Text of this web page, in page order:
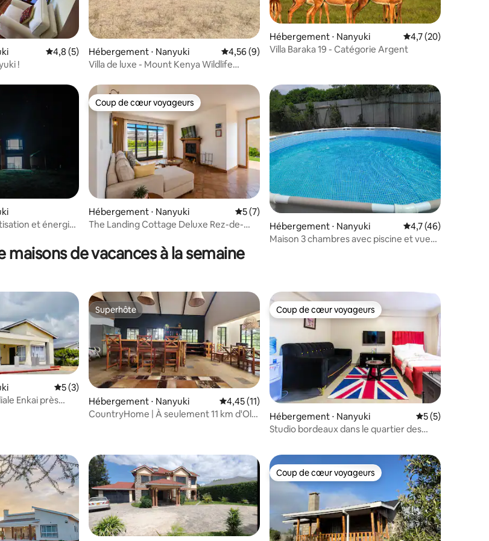
5 commentaires : 4,8 sur 5
Évaluation moyenne sur la base de 5 commentaires : 4,8 sur 5
4,8 (5)
!
Hébergement ⋅ Nanyuki Évaluation moyenne sur la base de 9 commentaires : 4,56 sur 5
4,56 (9)
Villa de luxe - Mount Kenya Wildlife
Hébergement ⋅ Nanyuki Évaluation
4,7 (20)
Villa Baraka 19 - Catégorie Argent
6 commentaires : 4,83 sur 5
et énergie
Coup de cœur voyageurs
Coup de cœur voyageurs
Hébergement ⋅ Nanyuki Évaluation moyenne sur la base de 7 commentaires : 5 sur 5
5 (7)
The Landing Cottage Deluxe Rez-de-
Hébergement ⋅ Nanyuki Évaluation
4,7 (46)
Maison 3 chambres avec piscine et vue
maisons de vacances à la semaine
commentaires : 4,76 sur 5
Évaluation moyenne sur la base de 3 commentaires : 5 sur 5
5 (3)
Enkai près
Superhôte
Superhôte
Hébergement ⋅ Nanyuki Évaluation moyenne sur la base de 11 commentaires : 4,45 sur 5
4,45 (11)
CountryHome | À seulement 11 km d'Ol
Coup de cœur voyageurs
Coup de cœur voyageurs
Hébergement ⋅ Nanyuki Évaluation
5 (5)
Studio bordeaux dans le quartier des
Coup de cœur voyageurs
Coup de cœur voyageurs